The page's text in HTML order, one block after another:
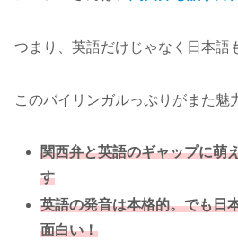
つまり、英語だけじゃなく日本語
このバイリンガルっぷりがまた魅
関西弁と英語のギャップに萌
す
英語の発音は本格的。でも日
面白い！